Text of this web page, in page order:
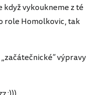
když vykoukneme z té
role Homolkovic, tak
výpravy